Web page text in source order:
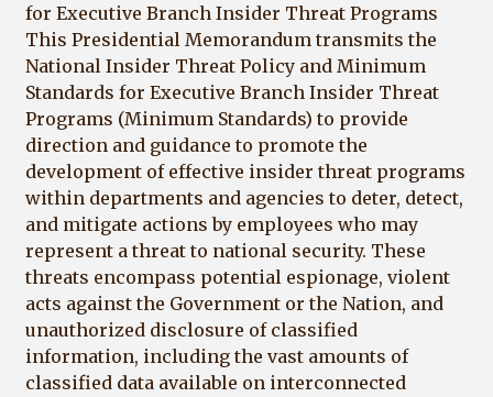
for Executive Branch Insider Threat Programs
This Presidential Memorandum transmits the
National Insider Threat Policy and Minimum
Standards for Executive Branch Insider Threat
Programs (Minimum Standards) to provide
direction and guidance to promote the
development of effective insider threat programs
within departments and agencies to deter, detect,
and mitigate actions by employees who may
represent a threat to national security. These
threats encompass potential espionage, violent
acts against the Government or the Nation, and
unauthorized disclosure of classified
information, including the vast amounts of
classified data available on interconnected